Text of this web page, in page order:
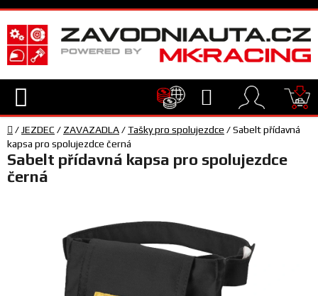
Přejít
na
obsah
Hledat
TECHNIKA
VYBAVENÍ
Domů
/ JEZDEC / ZAVAZADLA/Tašky pro spolujezdce /Sabelt přídavná
kapsa pro spolujezdce černá
Sabelt přídavná kapsa pro spolujezdce
černá